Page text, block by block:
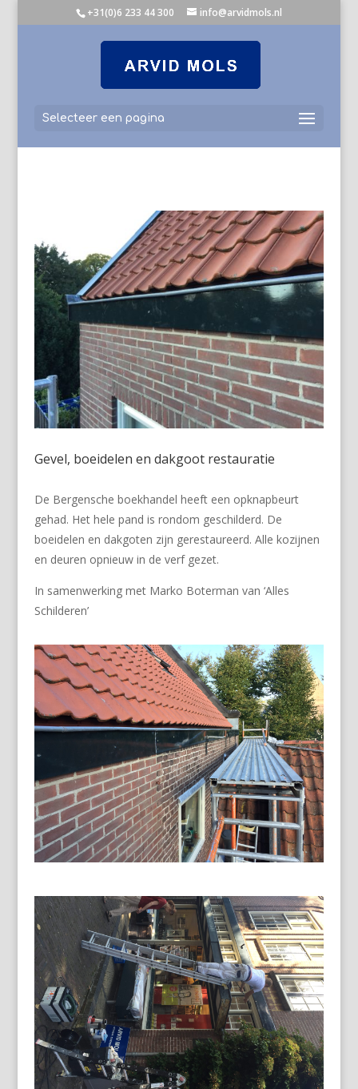
+31(0)6 233 44 300 info@arvidmols.nl
Selecteer een pagina
Gevel, boeidelen en dakgoot restauratie
De Bergensche boekhandel heeft een opknapbeurt
gehad. Het hele pand is rondom geschilderd. De
boeidelen en dakgoten zijn gerestaureerd. Alle kozijnen
en deuren opnieuw in de verf gezet.
In samenwerking met Marko Boterman van ‘Alles
Schilderen’